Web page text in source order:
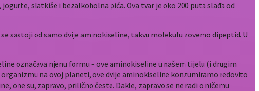
slatkiše i bezalkoholna pića. Ova tvar je oko 200 puta slađa od
sastoji od samo dvije aminokiseline, takvu molekulu zovemo dipeptid. U
označava njenu formu – ove aminokiseline u našem tijelu (i drugim
na ovoj planeti, ove dvije aminokiseline konzumiramo redovito
one su, zapravo, prilično česte. Dakle, zapravo se ne radi o ničemu